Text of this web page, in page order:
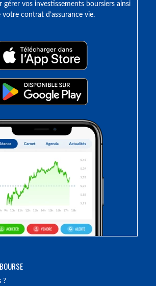
?
gérer vos investissements boursiers ainsi
votre contrat d’assurance vie.